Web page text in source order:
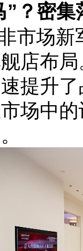
” ？密
市场
店布
提升
场中